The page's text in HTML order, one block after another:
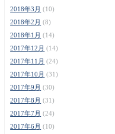
2018年3月 (10)
2018年2月 (8)
2018年1月 (14)
2017年12月 (14)
2017年11月 (24)
2017年10月 (31)
2017年9月 (30)
2017年8月 (31)
2017年7月 (24)
2017年6月 (10)